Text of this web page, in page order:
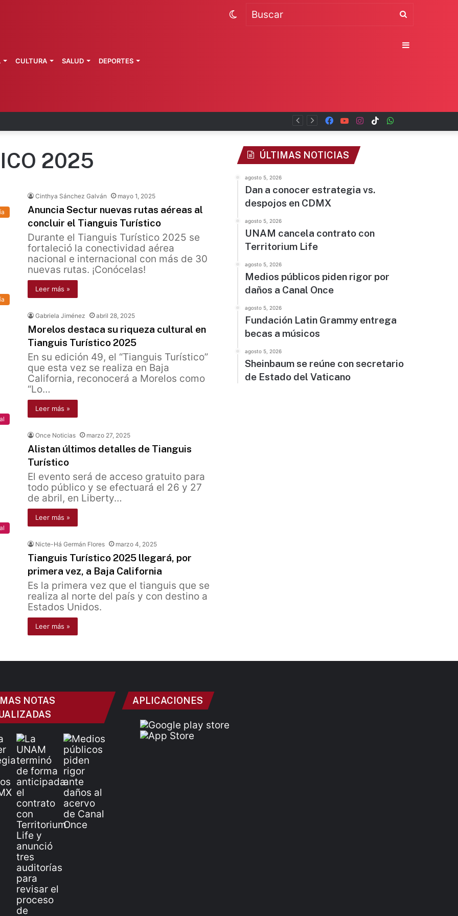
contrato con Territorium Life TikTok
Instagram
YouTube
Facebook
CULTURA SALUD DEPORTES
Switch
2025
Cinthya Sánchez Galván mayo 1, 2025
Anuncia Sectur nuevas rutas aéreas al
concluir el Tianguis Turístico
Durante el Tianguis Turístico 2025 se
fortaleció la conectividad aérea
nacional e internacional con más de 30
nuevas rutas. ¡Conócelas!
Leer más »
Gabriela Jiménez abril 28, 2025
Morelos destaca su riqueza cultural en
Tianguis Turístico 2025
En su edición 49, el “Tianguis Turístico”
que esta vez se realiza en Baja
California, reconocerá a Morelos como
“Lo…
Leer más »
Once Noticias marzo 27, 2025
Alistan últimos detalles de Tianguis
Turístico
El evento será de acceso gratuito para
todo público y se efectuará el 26 y 27
de abril, en Liberty…
Leer más »
Nicte-Há Germán Flores marzo 4, 2025
Tianguis Turístico 2025 llegará, por
primera vez, a Baja California
Es la primera vez que el tianguis que se
realiza al norte del país y con destino a
Estados Unidos.
Leer más »
ÚLTIMAS NOTICIAS
agosto 5, 2026
Dan a conocer estrategia vs.
despojos en CDMX
agosto 5, 2026
UNAM cancela contrato con
Territorium Life
agosto 5, 2026
Medios públicos piden rigor por
daños a Canal Once
agosto 5, 2026
Fundación Latin Grammy entrega
becas a músicos
agosto 5, 2026
Sheinbaum se reúne con secretario
de Estado del Vaticano
NOTAS
APLICACIONES